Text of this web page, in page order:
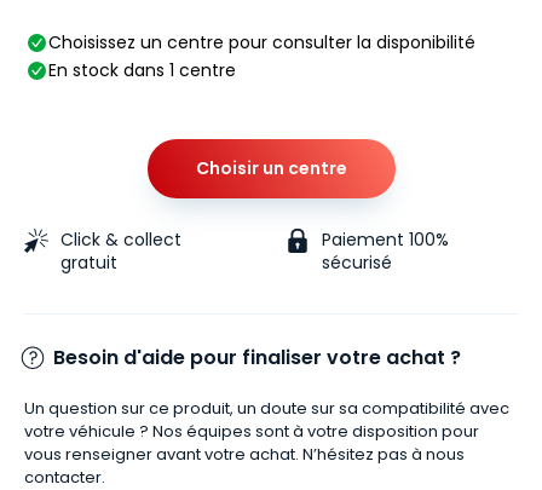
Choisissez un centre pour consulter la disponibilité
En stock dans 1 centre
Choisir un centre
Click & collect
gratuit
Paiement 100%
sécurisé
Besoin d'aide pour finaliser votre achat ?
Un question sur ce produit, un doute sur sa compatibilité avec
votre véhicule ? Nos équipes sont à votre disposition pour
vous renseigner avant votre achat. N’hésitez pas à nous
contacter.